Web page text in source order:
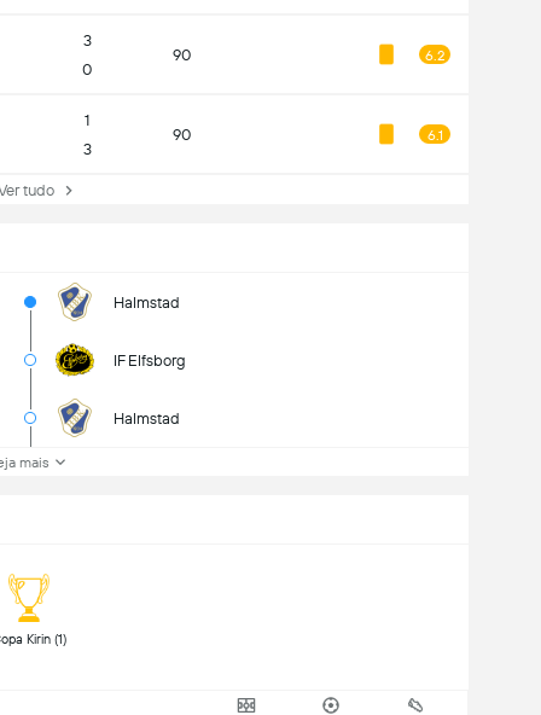
3
0
90 6.2
1
3
90 6.1
tudo
Halmstad
IF Elfsborg
Halmstad
mais